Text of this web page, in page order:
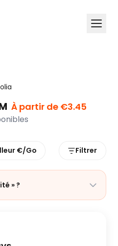
À partir de €3.45
€/Go Filtrer
» ?